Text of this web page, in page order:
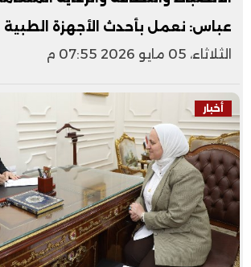
عباس: نعمل بأحدث الأجهزة الطبية
الثلاثاء، 05 مايو 2026 07:55 م
أخبار